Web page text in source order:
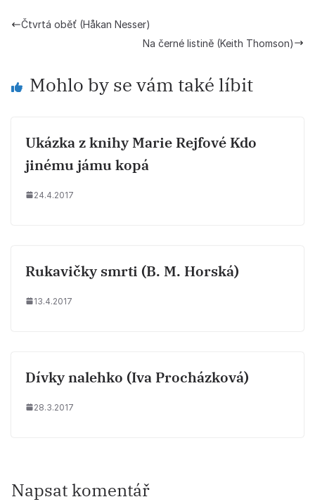
Čtvrtá oběť (Håkan Nesser)
Na černé listině (Keith Thomson)
Mohlo by se vám také líbit
Ukázka z knihy Marie Rejfové Kdo
jinému jámu kopá
24.4.2017
Rukavičky smrti (B. M. Horská)
13.4.2017
Dívky nalehko (Iva Procházková)
28.3.2017
Napsat komentář